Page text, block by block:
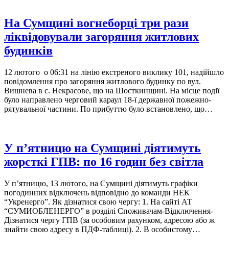
На Сумщині вогнеборці три рази
ліквідовували загоряння житлових
будинків
12 лютого о 06:31 на лінію екстреного виклику 101, надійшло
повідомлення про загоряння житлового будинку по вул.
Вишнева в с. Некрасове, що на Шосткинщині. На місце події
було направлено черговий караул 18-ї державної пожежно-
рятувальної частини. По прибуттю було встановлено, що…
У п’ятницю на Сумщині діятимуть
жорсткі ГПВ: по 16 годин без світла
У п’ятницю, 13 лютого, на Сумщині діятимуть графіки
погодинних відключень відповідно до команди НЕК
“Укренерго”. Як дізнатися свою чергу: 1. На сайті АТ
“СУМИОБЛЕНЕРГО” в розділі Споживачам-Відключення-
Дізнатися чергу ГПВ (за особовим рахунком, адресою або ж
знайти свою адресу в ПДФ-таблиці). 2. В особистому…